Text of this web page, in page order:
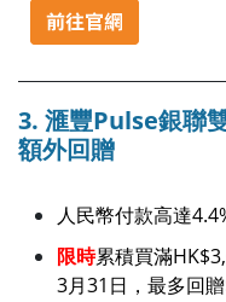
3. 滙豐Pulse銀聯
額外回贈
人民幣付款高達
限時累積買滿
3月31日，最多回